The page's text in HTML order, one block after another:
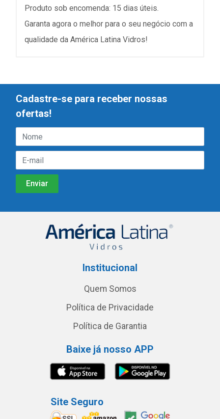
Produto sob encomenda: 15 dias úteis.
Garanta agora o melhor para o seu negócio com a
qualidade da América Latina Vidros!
Cadastre-se para receber nossas
ofertas!
Institucional
Quem Somos
Política de Privacidade
Política de Garantia
Baixe já nosso APP
Site Seguro